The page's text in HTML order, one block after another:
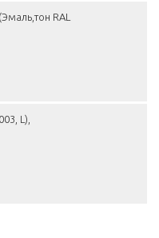
RAL
L),